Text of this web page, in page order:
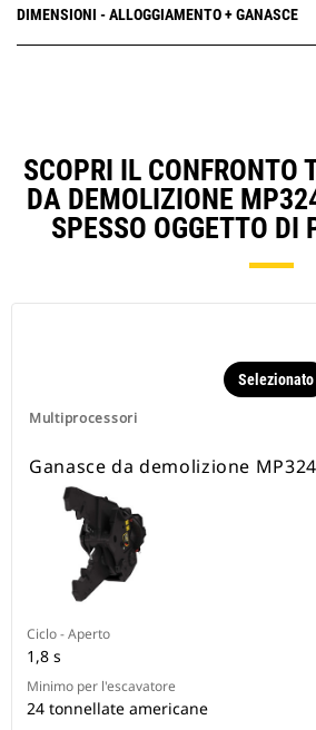
DIMENSIONI - ALLOGGIAMENTO + GANASCE
SCOPRI IL CONFRONTO
DA DEMOLIZIONE
SPESSO OGGETTO DI
Multiprocessori
Selezionato
Ganasce da demolizione MP324
Ciclo - Aperto
1,8 s
Minimo per l'escavatore
24 tonnellate americane